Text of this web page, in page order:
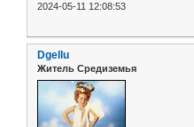
2024-05-11 12:08:53
Dgellu
Житель Средиземья